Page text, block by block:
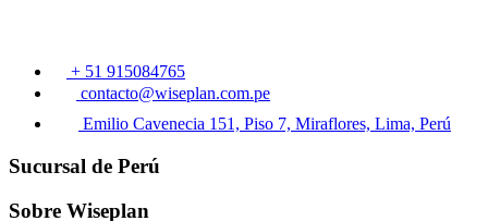
+ 51 915084765
contacto@wiseplan.com.pe
Emilio Cavenecia 151, Piso 7, Miraflores, Lima, Perú
Sucursal de Perú
Sobre Wiseplan